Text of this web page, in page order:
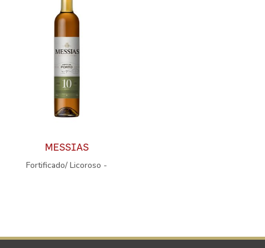
MESSIAS
Fortificado/ Licoroso -